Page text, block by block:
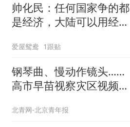
帅化民：任何国家争的都
是经济，大陆可以用经济
爱屋鸳鸯 1跟贴
钢琴曲、慢动作镜头……
高市早苗视察灾区视频翻
传片”
北青网-北京青年报